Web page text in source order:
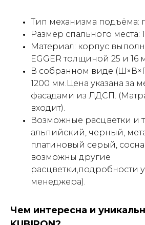
Тип механизма подъёма:
Размер спального места:
Материал: корпус
EGGER толщиной 25 и 16
В собранном виде
1200 мм.Цена указана за
фасадами из ЛДСП.
входит).
Возможные расцветки и
альпийский, черный,
платиновый серый,
возможны другие
расцветки,подробности
менеджера).
Чем интересна и